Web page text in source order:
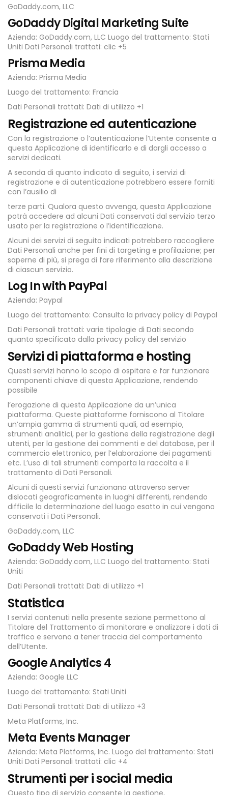
GoDaddy.com, LLC
GoDaddy Digital Marketing Suite
Azienda: GoDaddy.com, LLC Luogo del trattamento: Stati
Uniti Dati Personali trattati: clic +5
Prisma Media
Azienda: Prisma Media
Luogo del trattamento: Francia
Dati Personali trattati: Dati di utilizzo +1
Registrazione ed autenticazione
Con la registrazione o l’autenticazione l’Utente consente a
questa Applicazione di identificarlo e di dargli accesso a
servizi dedicati.
A seconda di quanto indicato di seguito, i servizi di
registrazione e di autenticazione potrebbero essere forniti
con l’ausilio di
terze parti. Qualora questo avvenga, questa Applicazione
potrà accedere ad alcuni Dati conservati dal servizio terzo
usato per la registrazione o l’identificazione.
Alcuni dei servizi di seguito indicati potrebbero raccogliere
Dati Personali anche per fini di targeting e profilazione; per
saperne di più, si prega di fare riferimento alla descrizione
di ciascun servizio.
Log In with PayPal
Azienda: Paypal
Luogo del trattamento: Consulta la privacy policy di Paypal
Dati Personali trattati: varie tipologie di Dati secondo
quanto specificato dalla privacy policy del servizio
Servizi di piattaforma e hosting
Questi servizi hanno lo scopo di ospitare e far funzionare
componenti chiave di questa Applicazione, rendendo
possibile
l’erogazione di questa Applicazione da un’unica
piattaforma. Queste piattaforme forniscono al Titolare
un’ampia gamma di strumenti quali, ad esempio,
strumenti analitici, per la gestione della registrazione degli
utenti, per la gestione dei commenti e del database, per il
commercio elettronico, per l’elaborazione dei pagamenti
etc. L’uso di tali strumenti comporta la raccolta e il
trattamento di Dati Personali.
Alcuni di questi servizi funzionano attraverso server
dislocati geograficamente in luoghi differenti, rendendo
difficile la determinazione del luogo esatto in cui vengono
conservati i Dati Personali.
GoDaddy.com, LLC
GoDaddy Web Hosting
Azienda: GoDaddy.com, LLC Luogo del trattamento: Stati
Uniti
Dati Personali trattati: Dati di utilizzo +1
Statistica
I servizi contenuti nella presente sezione permettono al
Titolare del Trattamento di monitorare e analizzare i dati di
traffico e servono a tener traccia del comportamento
dell’Utente.
Google Analytics 4
Azienda: Google LLC
Luogo del trattamento: Stati Uniti
Dati Personali trattati: Dati di utilizzo +3
Meta Platforms, Inc.
Meta Events Manager
Azienda: Meta Platforms, Inc. Luogo del trattamento: Stati
Uniti Dati Personali trattati: clic +4
Strumenti per i social media
Questo tipo di servizio consente la gestione,